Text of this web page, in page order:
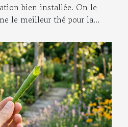
bien installée. On le
le meilleur thé pour la...